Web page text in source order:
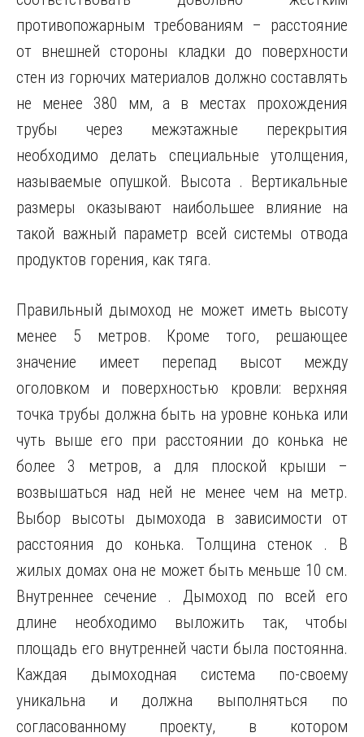
противопожарным требованиям – расстояние
от внешней стороны кладки до поверхности
стен из горючих материалов должно составлять
не менее 380 мм, а в местах прохождения
трубы через межэтажные перекрытия
необходимо делать специальные утолщения,
называемые опушкой. Высота . Вертикальные
размеры оказывают наибольшее влияние на
такой важный параметр всей системы отвода
продуктов горения, как тяга.
Правильный дымоход не может иметь высоту
менее 5 метров. Кроме того, решающее
значение имеет перепад высот между
оголовком и поверхностью кровли: верхняя
точка трубы должна быть на уровне конька или
чуть выше его при расстоянии до конька не
более 3 метров, а для плоской крыши –
возвышаться над ней не менее чем на метр.
Выбор высоты дымохода в зависимости от
расстояния до конька. Толщина стенок . В
жилых домах она не может быть меньше 10 см.
Внутреннее сечение . Дымоход по всей его
длине необходимо выложить так, чтобы
площадь его внутренней части была постоянна.
Каждая дымоходная система по-своему
уникальна и должна выполняться по
согласованному проекту, в котором